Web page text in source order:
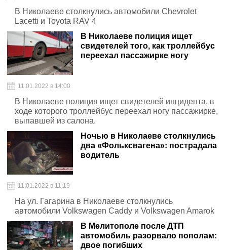
В Николаеве столкнулись автомобили Chevrolet
Lacetti и Toyota RAV 4
В Николаеве полиция ищет
свидетелей того, как троллейбус
переехал пассажирке ногу
11.01.2022 в 14:00
В Николаеве полиция ищет свидетелей инцидента, в
ходе которого троллейбус переехал ногу пассажирке,
выпавшей из салона.
Ночью в Николаеве столкнулись
два «Фольксвагена»: пострадала
водитель
11.01.2022 в 11:19
На ул. Гагарина в Николаеве столкнулись
автомобили Volkswagen Caddy и Volkswagen Amarok
В Мелитополе после ДТП
автомобиль разорвало пополам:
двое погибших